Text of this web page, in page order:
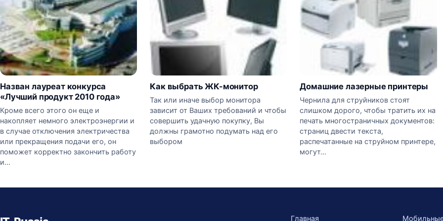
Назван лауреат конкурса
«Лучший продукт 2010 года»
Кроме всего этого он еще и
накопляет немного электроэнергии и
в случае отключения электричества
или прекращения подачи его, он
поможет корректно закончить работу
и…
Как выбрать ЖК-монитор
Так или иначе выбор монитора
зависит от Ваших требований и чтобы
совершить удачную покупку, Вы
должны грамотно подумать над его
выбором
Домашние лазерные принтеры
Чернила для струйников стоят
слишком дорого, чтобы тратить их на
печать многостраничных документов:
страниц двести текста,
распечатанные на струйном принтере,
могут…
Главная